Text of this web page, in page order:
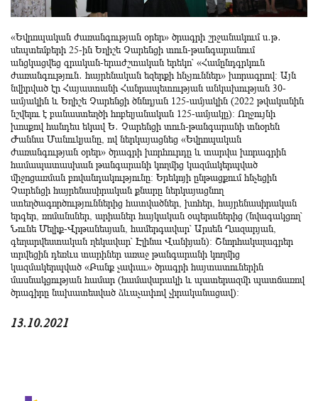
«Եվրոպական ժառանգության օրեր» ծրագրի շրջանակում ս․թ․
սեպտեմբերի 25-ին Եղիշե Չարենցի տուն-թանգարանում
անցկացվեց գրական-երաժշտական երեկո՝ «Համընդգրկուն
ժառանգություն․ հայրենական եզերքի հնչյուններ» խորագրով։ Այն
նվիրված էր Հայաստանի Հանրապետության անկախության 30-
ամյակին և Եղիշե Չարենցի ծննդյան 125-ամյակին (2022 թվականին
նշվելու է բանաստեղծի հոբելյանական 125-ամյակը): Ողջույնի
խոսքով հանդես եկավ Ե․ Չարենցի տուն-թանգարանի տնօրեն
Ժաննա Մանուկյանը, ով ներկայացնեց «Եվրոպական
ժառանգության օրեր» ծրագրի խորհուրդը և տարվա խորագրին
համապատասխան թանգարանի կողմից կազմակերպված
միջոցառման բովանդակությունը։ Երեկոյի ընթացքում հնչեցին
Չարենցի հայրենասիրական քնարը ներկայացնող
ստեղծագործություններից հատվածներ, խոհեր, հայրենասիրական
երգեր, ռոմանսներ, արիաներ հայկական օպերաներից (նվագակցող՝
Նունե Մելիք-Վրթանեսյան, համերգավար՝ Արսեն Ղազարյան,
գեղարվեստական ղեկավար՝ Էլինա Վանիյան)։ Շնորհակալագրեր
տրվեցին դեռևս տարիներ առաջ թանգարանի կողմից
կազմակերպված «Բանք չափաւ» ծրագրի հայտատուներին
մասնակցության համար (համավարակի և պատերազմի պատճառով
ծրագիրը նախատեսված ձևաչափով չիրականացավ)։
13.10.2021